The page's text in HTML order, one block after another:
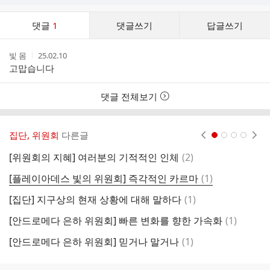
댓글 1 댓글쓰기 답글쓰기
스
작
성
자
빛 몸
작
성
시
간
25.02.10
고맙습니다
댓글 전체보기
집단, 위원회 다른글
[위원회의 지혜] 여러분의 기적적인 인체 댓
(2)
[플레이아데스 빛의 위원회] 즉각적인 카르마 댓
글
(1)
[집단] 지구상의 현재 상황에 대해 말하다 댓
(1)
[안드로메다 은하 위원회] 빠른 변화를 향한 가속화 댓
(1)
[안드로메다 은하 위원회] 믿거나 말거나 댓
(1)